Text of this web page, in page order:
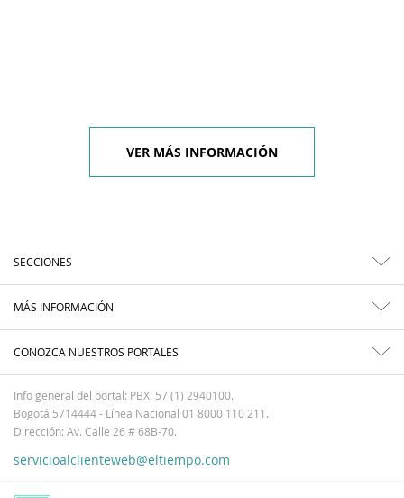
VER MÁS INFORMACIÓN
SECCIONES
MÁS INFORMACIÓN
CONOZCA NUESTROS PORTALES
Info general del portal: PBX: 57 (1) 2940100.
Bogotá 5714444 - Línea Nacional 01 8000 110 211.
Dirección: Av. Calle 26 # 68B-70.
servicioalclienteweb@eltiempo.com